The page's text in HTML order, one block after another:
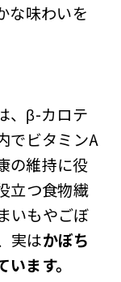
な味わいを
、β-カロテ
でビタミンA
の維持に役
立つ食物繊
いもやごぼ
実はかぼち
ます。